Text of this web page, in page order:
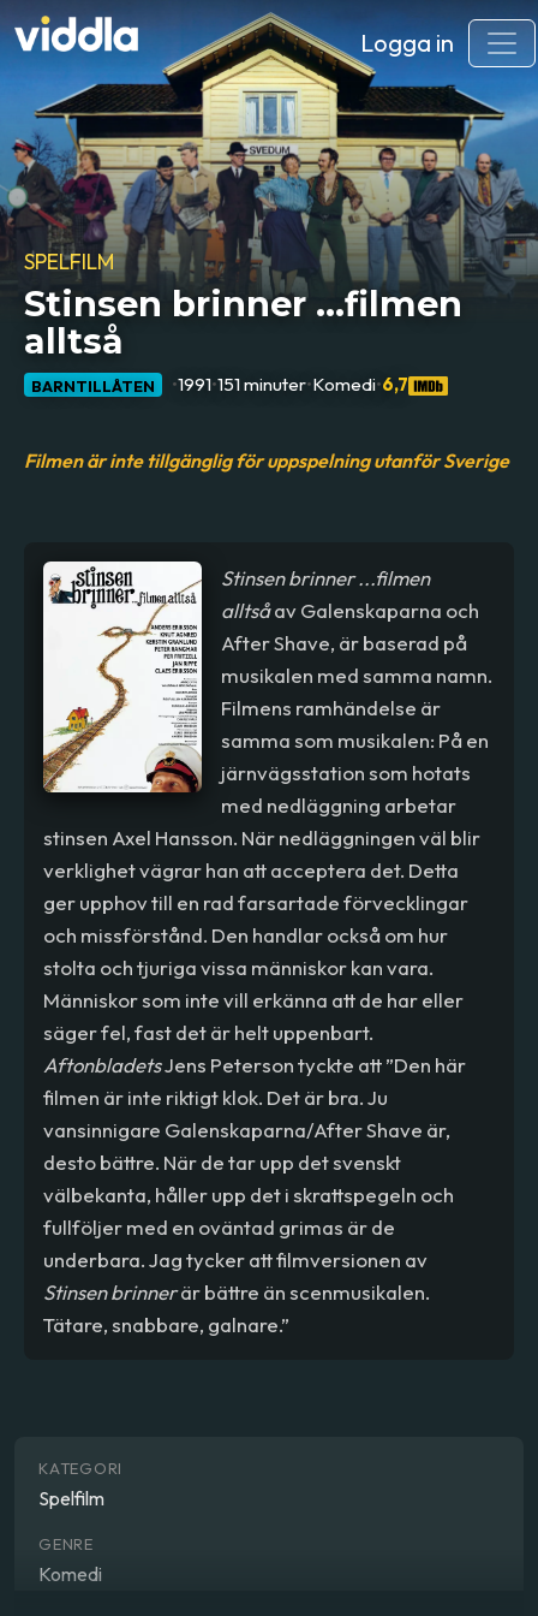
Logga in
SPELFILM
Stinsen brinner ...filmen
alltså
BARNTILLÅTEN •1991•151 minuter•Komedi•6,7
Filmen är inte tillgänglig för uppspelning utanför Sverige
Stinsen brinner ...filmen
alltsåav Galenskaparna och
After Shave, är baserad på
musikalen med samma namn.
Filmens ramhändelse är
samma som musikalen: På en
järnvägsstation som hotats
med nedläggning arbetar
stinsen Axel Hansson. När nedläggningen väl blir
verklighet vägrar han att acceptera det. Detta
ger upphov till en rad farsartade förvecklingar
och missförstånd. Den handlar också om hur
stolta och tjuriga vissa människor kan vara.
Människor som inte vill erkänna att de har eller
säger fel, fast det är helt uppenbart.
AftonbladetsJens Peterson tyckte att ”Den här
filmen är inte riktigt klok. Det är bra. Ju
vansinnigare Galenskaparna/After Shave är,
desto bättre. När de tar upp det svenskt
välbekanta, håller upp det i skrattspegeln och
fullföljer med en oväntad grimas är de
underbara. Jag tycker att filmversionen av
Stinsen brinnerär bättre än scenmusikalen.
Tätare, snabbare, galnare.”
KATEGORI
Spelfilm
GENRE
Komedi